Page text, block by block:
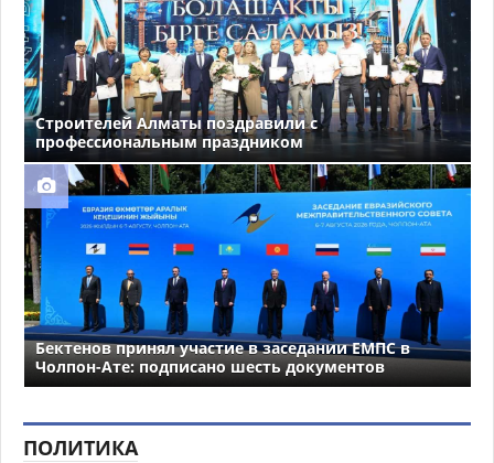
Строителей Алматы поздравили с
профессиональным праздником
Бектенов принял участие в заседании ЕМПС в
Чолпон-Ате: подписано шесть документов
ПОЛИТИКА